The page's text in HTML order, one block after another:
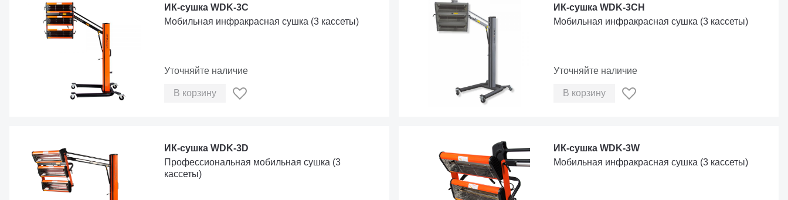
ИК-сушка WDK-3C
Мобильная инфракрасная сушка (3 кассеты)
Уточняйте наличие
В корзину
ИК-сушка WDK-3CH
Мобильная инфракрасная сушка (3 кассеты)
Уточняйте наличие
В корзину
ИК-сушка WDK-3D
Профессиональная мобильная сушка (3
кассеты)
ИК-сушка WDK-3W
Мобильная инфракрасная сушка (3 кассеты)